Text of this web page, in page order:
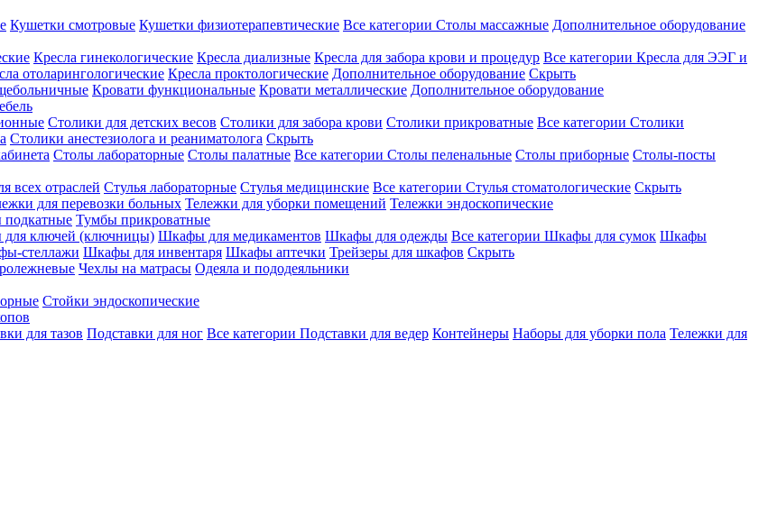
Кушетки смотровые Кушетки физиотерапевтические Все категории Столы массажные Дополнительное оборудование
Кресла гинекологические Кресла диализные Кресла для забора крови и процедур Все категории Кресла для ЭЭГ и
отоларингологические Кресла проктологические Дополнительное оборудование Скрыть
Кровати функциональные Кровати металлические Дополнительное оборудование
Столики для детских весов Столики для забора крови Столики прикроватные Все категории Столики
Столики анестезиолога и реаниматолога Скрыть
Столы лабораторные Столы палатные Все категории Столы пеленальные Столы приборные Столы-посты
всех отраслей Стулья лабораторные Стулья медицинские Все категории Стулья стоматологические Скрыть
для перевозки больных Тележки для уборки помещений Тележки эндоскопические
Тумбы прикроватные
ключей (ключницы) Шкафы для медикаментов Шкафы для одежды Все категории Шкафы для сумок Шкафы
стеллажи Шкафы для инвентаря Шкафы аптечки Трейзеры для шкафов Скрыть
Чехлы на матрасы Одеяла и пододеяльники
Стойки эндоскопические
для тазов Подставки для ног Все категории Подставки для ведер Контейнеры Наборы для уборки пола Тележки для